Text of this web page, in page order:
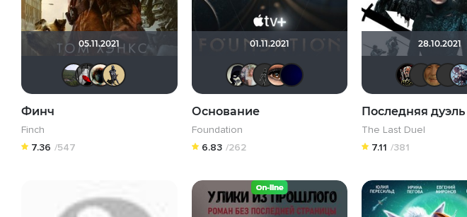
05.11.2021
Финч
Finch
7.36 /547
01.11.2021
OFFERRON SatanaKlaus
Основание
Foundation
6.83 /262
28.10.2021
Последняя дуэль
The Last Duel
7.11 /381